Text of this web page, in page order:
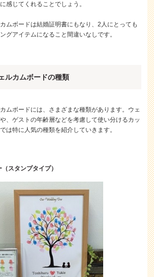
感じてくれることでしょう。
ムボードは結婚証明書にもなり、2人にとっても
グアイテムになること間違いなしです。
ルカムボードの種類
ムボードには、さまざまな種類があります。ウェ
、ゲストの年齢層などを考慮して使い分けるカッ
は特に人気の種類を紹介していきます。
スタンプタイプ）